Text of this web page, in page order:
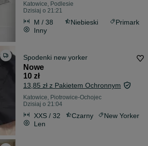
Katowice, Podlesie
Dzisiaj o 21:21
M / 38 Niebieski
Primark
Inny
Spodenki new yorker
Nowe
10 zł
13,85 zł z Pakietem Ochronnym
Katowice, Piotrowice-Ochojec
Dzisiaj o 21:04
XXS / 32 Czarny
New Yorker
Len